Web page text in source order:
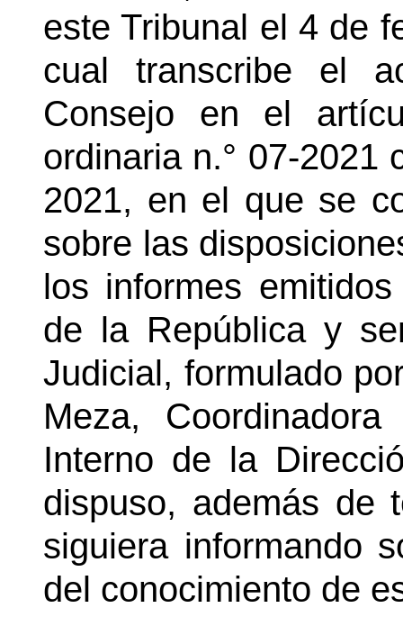
este Tribunal el 4 de
cual transcribe el
Consejo en el
ordinaria n.° 07-2021
2021, en el que se
sobre las
los informes
de la República y
Judicial, formulado
Meza,
Interno de la
dispuso, además de
siguiera informando
del conocimiento de